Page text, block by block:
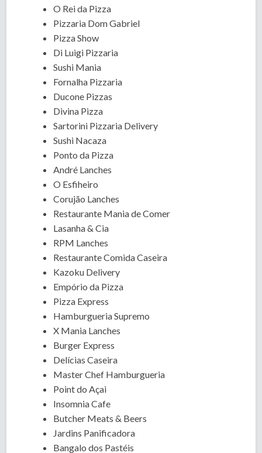
O Rei da Pizza
Pizzaria Dom Gabriel
Pizza Show
Di Luigi Pizzaria
Sushi Mania
Fornalha Pizzaria
Ducone Pizzas
Divina Pizza
Sartorini Pizzaria Delivery
Sushi Nacaza
Ponto da Pizza
André Lanches
O Esfiheiro
Corujão Lanches
Restaurante Mania de Comer
Lasanha & Cia
RPM Lanches
Restaurante Comida Caseira
Kazoku Delivery
Empório da Pizza
Pizza Express
Hamburgueria Supremo
X Mania Lanches
Burger Express
Delícias Caseira
Master Chef Hamburgueria
Point do Açai
Insomnia Cafe
Butcher Meats & Beers
Jardins Panificadora
Bangalo dos Pastéis